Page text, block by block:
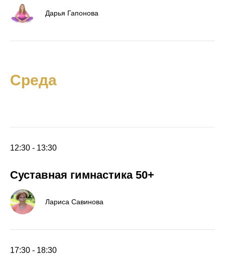
Дарья Гапонова
Среда
12:30 - 13:30
Суставная гимнастика 50+
Лариса Савинова
17:30 - 18:30